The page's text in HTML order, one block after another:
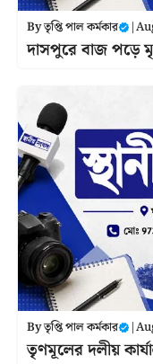
Byতৃপ্তি পাল কর্মকার |
দাসপুরে বাজ
Byতৃপ্তি পাল কর্মকার |
তৃণমূলের দলীয়